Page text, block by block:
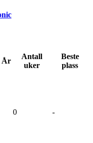
År
Antall
uker
Beste
plass
0 -